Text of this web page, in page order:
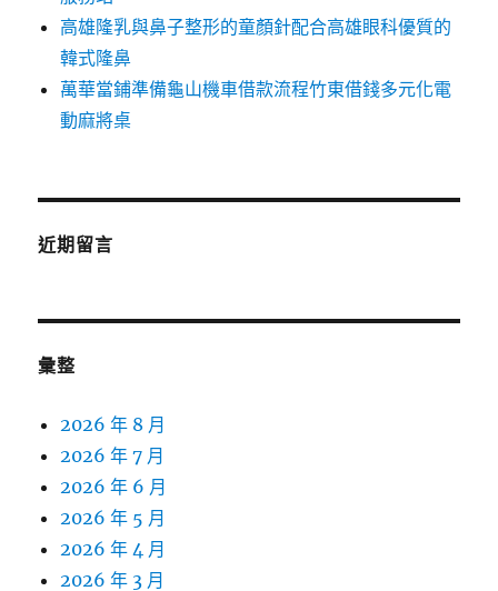
高雄隆乳與鼻子整形的童顏針配合高雄眼科優質的
韓式隆鼻
萬華當鋪準備龜山機車借款流程竹東借錢多元化電
動麻將桌
近期留言
彙整
2026 年 8 月
2026 年 7 月
2026 年 6 月
2026 年 5 月
2026 年 4 月
2026 年 3 月